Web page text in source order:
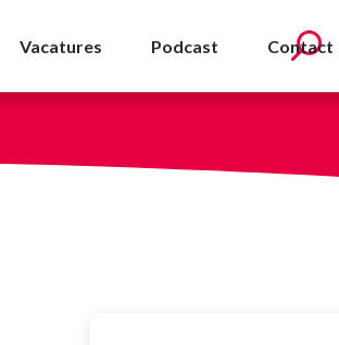
Vacatures Podcast Contact